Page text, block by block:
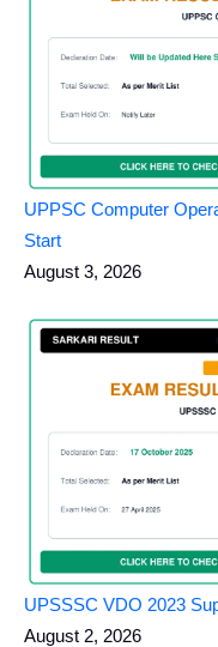
UPPSC Computer
Start
August 3, 2026
UPSSSC VDO 2023
August 2, 2026